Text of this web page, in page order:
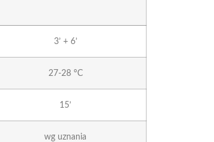
3’ + 6’
27-28 °C
15’
wg uznania